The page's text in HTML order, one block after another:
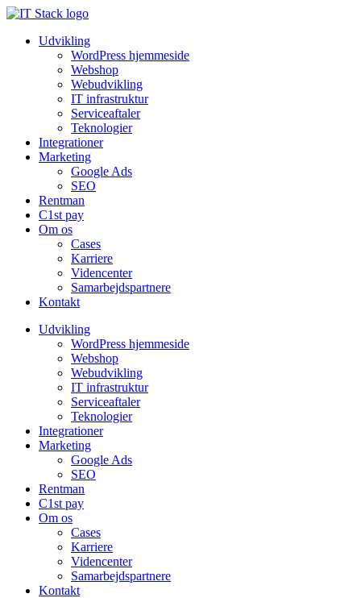
Udvikling
WordPress hjemmeside
Webshop
Webudvikling
IT infrastruktur
Serviceaftaler
Teknologier
Integrationer
Marketing
Google Ads
SEO
Rentman
C1st pay
Om os
Cases
Karriere
Videncenter
Samarbejdspartnere
Kontakt
Udvikling
WordPress hjemmeside
Webshop
Webudvikling
IT infrastruktur
Serviceaftaler
Teknologier
Integrationer
Marketing
Google Ads
SEO
Rentman
C1st pay
Om os
Cases
Karriere
Videncenter
Samarbejdspartnere
Kontakt